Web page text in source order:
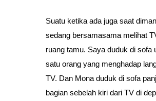
Suatu ketika ada juga saat
sedang bersamasama melihat
ruang tamu. Saya duduk di sofa
satu orang yang menghadap
TV. Dan Mona duduk di sofa
bagian sebelah kiri dari TV di